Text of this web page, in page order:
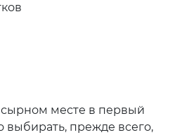
сырном месте в первый
прежде всего,